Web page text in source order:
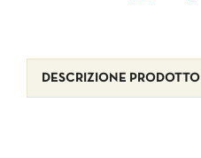
DESCRIZIONE PRODOTTO